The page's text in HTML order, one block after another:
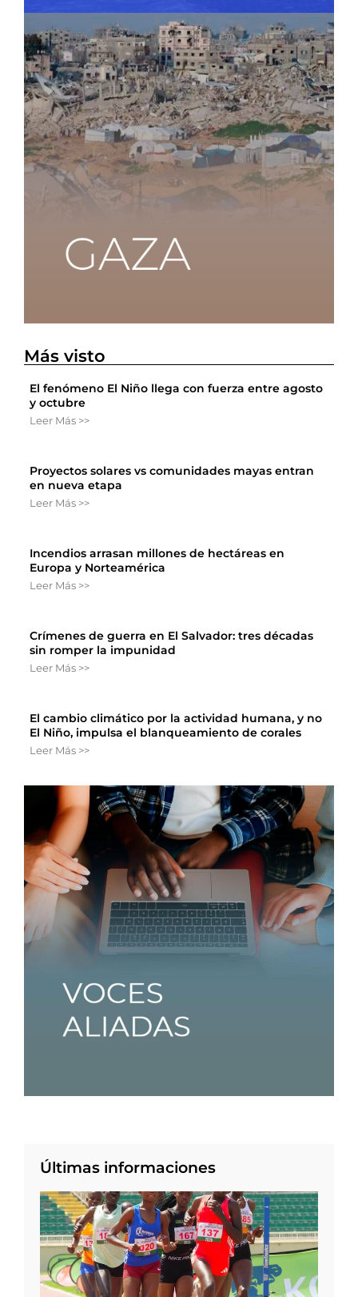
Más visto
El fenómeno El Niño llega con fuerza entre agosto
y octubre
Leer Más >>
Proyectos solares vs comunidades mayas entran
en nueva etapa
Leer Más >>
Incendios arrasan millones de hectáreas en
Europa y Norteamérica
Leer Más >>
Crímenes de guerra en El Salvador: tres décadas
sin romper la impunidad
Leer Más >>
El cambio climático por la actividad humana, y no
El Niño, impulsa el blanqueamiento de corales
Leer Más >>
Últimas informaciones